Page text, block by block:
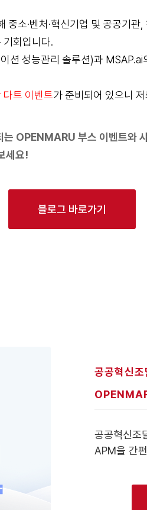
중소·벤처·혁신기업 및 공공기
기회입니다.
성능관리 솔루션)과 MSAP.ai
다트 이벤트가 준비되어 있으니
OPENMARU 부스 이벤트와
세요!
블로그 바로가기
공공혁신조
공공혁신조
APM을 간